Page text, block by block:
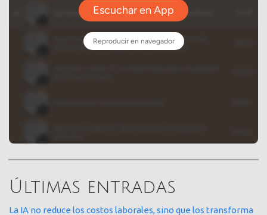
Últimas entradas
La IA no reduce los costos laborales, sino que los transforma